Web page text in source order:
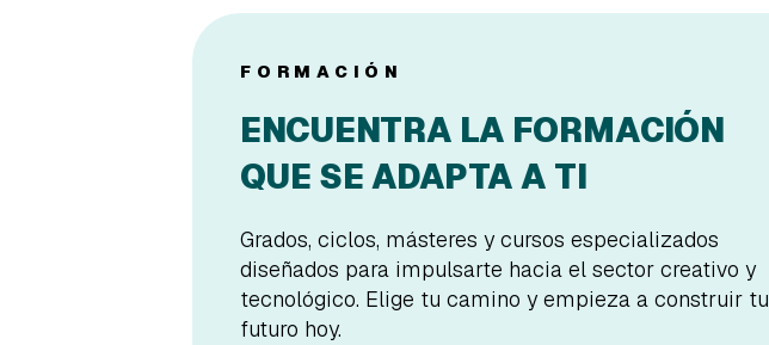
FORMACIÓN
ENCUENTRA LA FORMACIÓN
QUE SE ADAPTA A TI
Grados, ciclos, másteres y cursos especializados
diseñados para impulsarte hacia el sector creativo y
tecnológico. Elige tu camino y empieza a construir tu
futuro hoy.